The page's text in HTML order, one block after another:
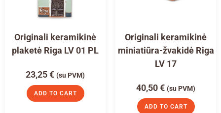
Originali keramikinė
plaketė Riga LV 01 PL
23,25€ (su PVM)
ADD TO CART
Originali keramikinė
miniatiūra-žvakidė Riga
LV 17
40,50€ (su PVM)
ADD TO CART